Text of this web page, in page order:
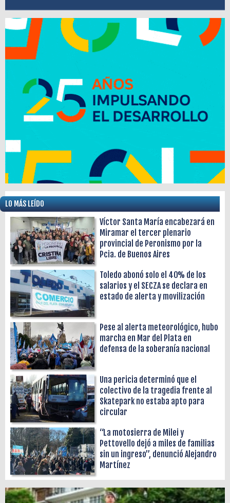
LO MÁS LEÍDO
Víctor Santa María encabezará en
Miramar el tercer plenario
provincial de Peronismo por la
Pcia. de Buenos Aires
Toledo abonó solo el 40% de los
salarios y el SECZA se declara en
estado de alerta y movilización
Pese al alerta meteorológico, hubo
marcha en Mar del Plata en
defensa de la soberanía nacional
Una pericia determinó que el
colectivo de la tragedia frente al
Skatepark no estaba apto para
circular
“La motosierra de Milei y
Pettovello dejó a miles de familias
sin un ingreso”, denunció Alejandro
Martínez